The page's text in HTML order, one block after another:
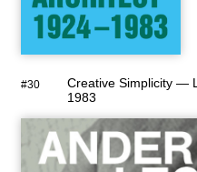
#30
Creative Simplicity —
1983